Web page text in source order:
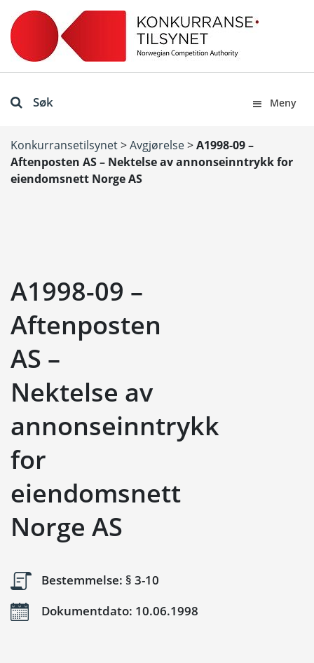
Søk Meny
Konkurransetilsynet>Avgjørelse>A1998-09 –
Aftenposten AS – Nektelse av annonseinntrykk for
eiendomsnett Norge AS
A1998-09 –
Aftenposten
AS –
Nektelse av
annonseinntrykk
for
eiendomsnett
Norge AS
Bestemmelse: § 3-10
Dokumentdato: 10.06.1998